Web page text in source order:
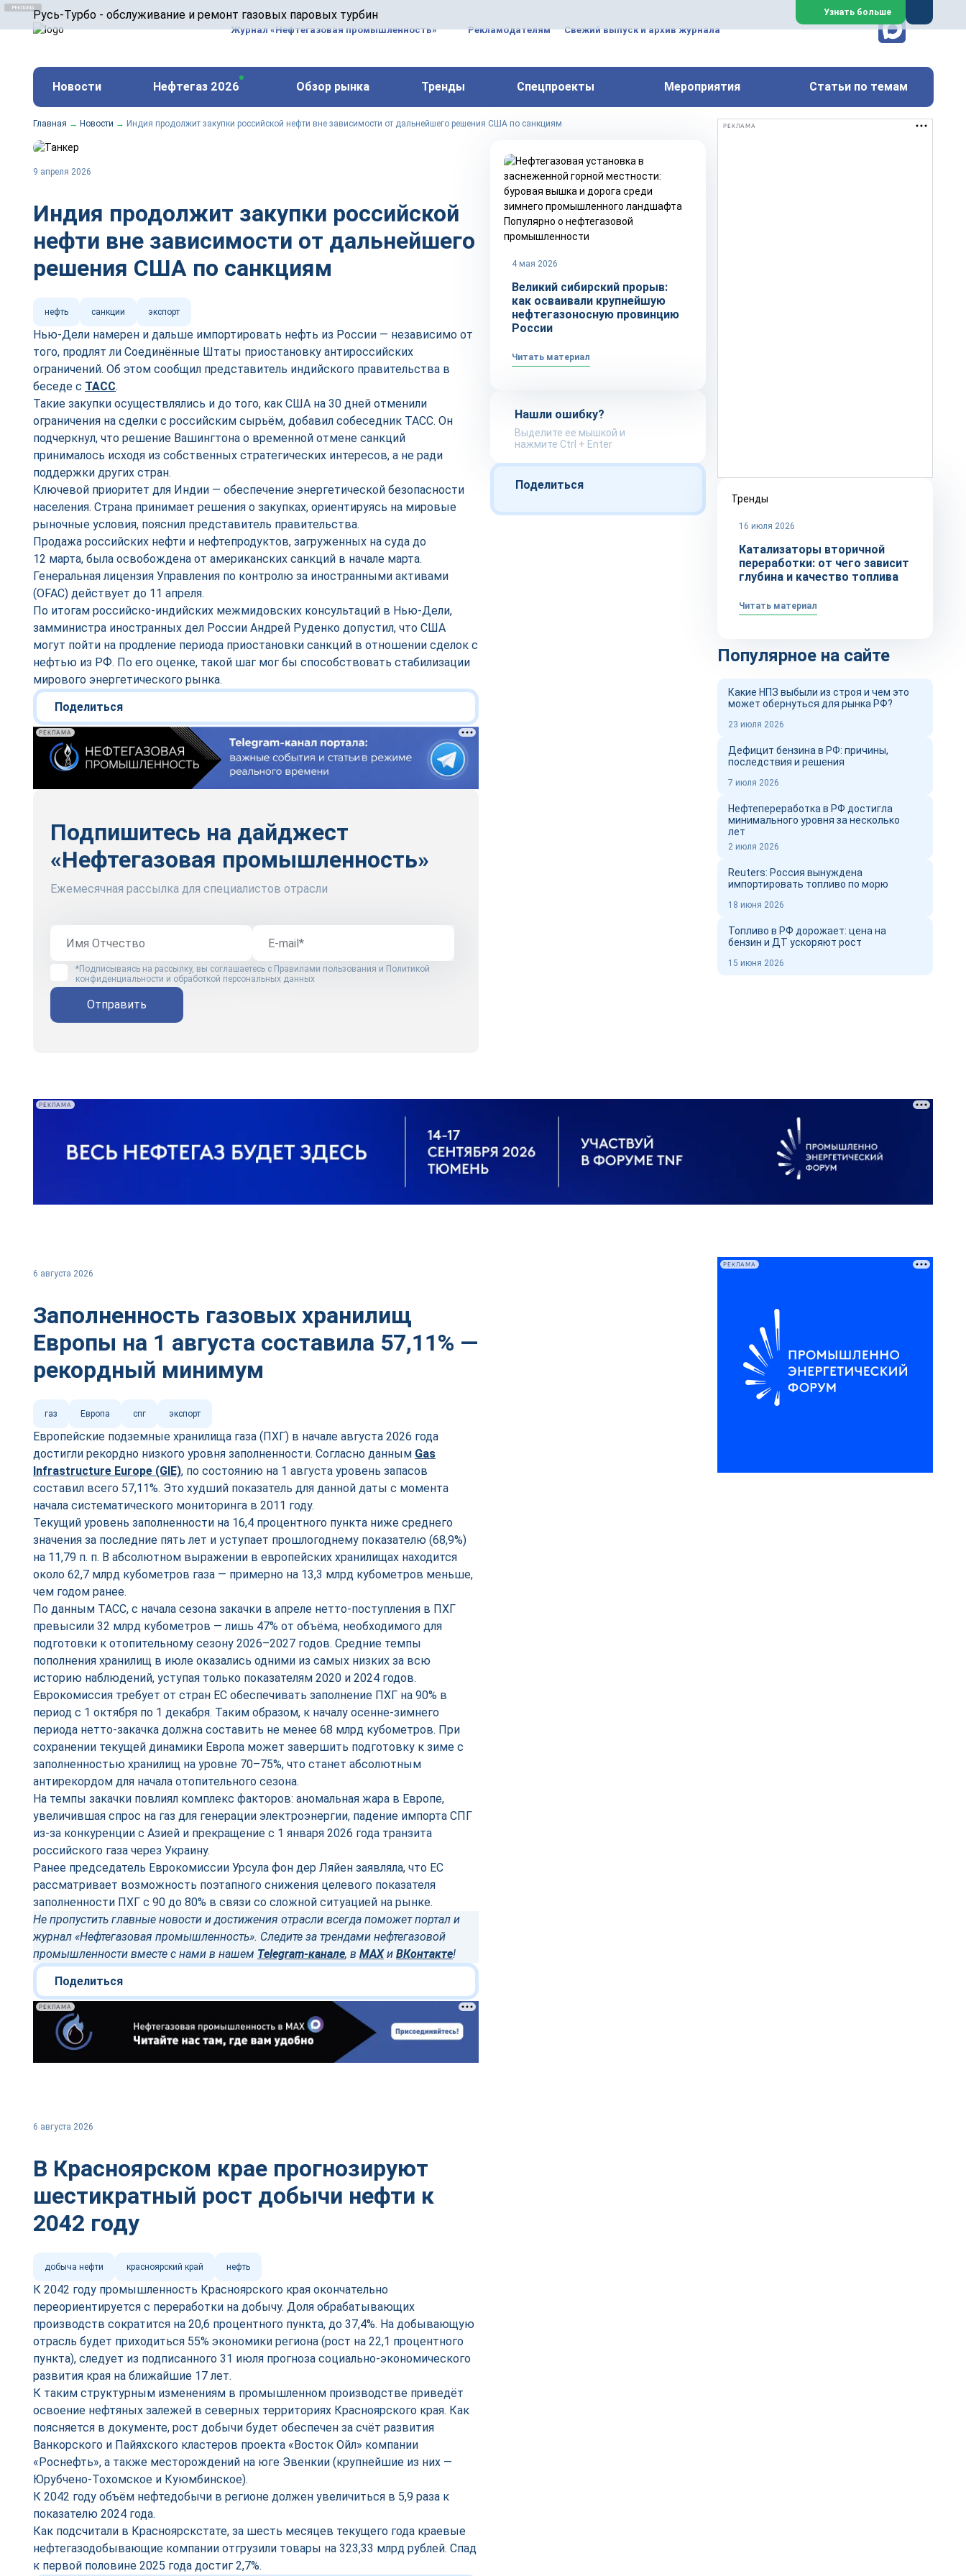
Русь-Турбо - обслуживание и ремонт газовых паровых турбин
ООО «Русь-Турбо» занимается сервисом газовых и паровых турбин, комплексным ремонтом, восстановлением, техническим обслуживанием
оборудования ТЭС, зарубежных поршневых машин и компрессоров, которые работают на нефтегазовых, нефтехимических, металлургических
и других предприятиях.
Реклама. ООО «Русь-Турбо», ИНН 7802588950
erid: F7NfYUJCUneVdwPs4znf
Перейти на сайт
Закрыть
Узнать больше
Журнал «Нефтегазовая промышленность» Рекламодателям Свежий выпуск и архив журнала
Новости Нефтегаз 2026 Обзор рынка Тренды Спецпроекты Мероприятия Статьи по темам
Главная → Новости → Индия продолжит закупки российской нефти вне зависимости от дальнейшего решения США по санкциям
9 апреля 2026
Индия продолжит закупки российской
нефти вне зависимости от дальнейшего
решения США по санкциям
нефть санкции экспорт
Нью‑Дели намерен и дальше импортировать нефть из России — независимо от
того, продлят ли Соединённые Штаты приостановку антироссийских
ограничений. Об этом сообщил представитель индийского правительства в
беседе с ТАСС.
Такие закупки осуществлялись и до того, как США на 30 дней отменили
ограничения на сделки с российским сырьём, добавил собеседник ТАСС. Он
подчеркнул, что решение Вашингтона о временной отмене санкций
принималось исходя из собственных стратегических интересов, а не ради
поддержки других стран.
Ключевой приоритет для Индии — обеспечение энергетической безопасности
населения. Страна принимает решения о закупках, ориентируясь на мировые
рыночные условия, пояснил представитель правительства.
Продажа российских нефти и нефтепродуктов, загруженных на суда до
12 марта, была освобождена от американских санкций в начале марта.
Генеральная лицензия Управления по контролю за иностранными активами
(OFAC) действует до 11 апреля.
По итогам российско‑индийских межмидовских консультаций в Нью‑Дели,
замминистра иностранных дел России Андрей Руденко допустил, что США
могут пойти на продление периода приостановки санкций в отношении сделок с
нефтью из РФ. По его оценке, такой шаг мог бы способствовать стабилизации
мирового энергетического рынка.
Поделиться
РЕКЛАМА
Подпишитесь на дайджест
«Нефтегазовая промышленность»
Ежемесячная рассылка для специалистов отрасли
*Подписываясь на рассылку, вы соглашаетесь с Правилами пользования и Политикой
конфиденциальности и обработкой персональных данных
Отправить
Популярно о нефтегазовой
промышленности
4 мая 2026
Великий сибирский прорыв:
как осваивали крупнейшую
нефтегазоносную провинцию
России
Читать материал
Нашли ошибку?
Выделите ее мышкой и
нажмите Ctrl + Enter
Поделиться
РЕКЛАМА
Тренды
16 июля 2026
Катализаторы вторичной
переработки: от чего зависит
глубина и качество топлива
Читать материал
Популярное на сайте
Какие НПЗ выбыли из строя и чем это
может обернуться для рынка РФ?
23 июля 2026
Дефицит бензина в РФ: причины,
последствия и решения
7 июля 2026
Нефтепереработка в РФ достигла
минимального уровня за несколько
лет
2 июля 2026
Reuters: Россия вынуждена
импортировать топливо по морю
18 июня 2026
Топливо в РФ дорожает: цена на
бензин и ДТ ускоряют рост
15 июня 2026
РЕКЛАМА
6 августа 2026
Заполненность газовых хранилищ
Европы на 1 августа составила 57,11% —
рекордный минимум
газ Европа спг экспорт
Европейские подземные хранилища газа (ПХГ) в начале августа 2026 года
достигли рекордно низкого уровня заполненности. Согласно данным Gas
Infrastructure Europe (GIE), по состоянию на 1 августа уровень запасов
составил всего 57,11%. Это худший показатель для данной даты с момента
начала систематического мониторинга в 2011 году.
Текущий уровень заполненности на 16,4 процентного пункта ниже среднего
значения за последние пять лет и уступает прошлогоднему показателю (68,9%)
на 11,79 п. п. В абсолютном выражении в европейских хранилищах находится
около 62,7 млрд кубометров газа — примерно на 13,3 млрд кубометров меньше,
чем годом ранее.
По данным ТАСС, с начала сезона закачки в апреле нетто-поступления в ПХГ
превысили 32 млрд кубометров — лишь 47% от объёма, необходимого для
подготовки к отопительному сезону 2026–2027 годов. Средние темпы
пополнения хранилищ в июле оказались одними из самых низких за всю
историю наблюдений, уступая только показателям 2020 и 2024 годов.
Еврокомиссия требует от стран ЕС обеспечивать заполнение ПХГ на 90% в
период с 1 октября по 1 декабря. Таким образом, к началу осенне-зимнего
периода нетто-закачка должна составить не менее 68 млрд кубометров. При
сохранении текущей динамики Европа может завершить подготовку к зиме с
заполненностью хранилищ на уровне 70–75%, что станет абсолютным
антирекордом для начала отопительного сезона.
На темпы закачки повлиял комплекс факторов: аномальная жара в Европе,
увеличившая спрос на газ для генерации электроэнергии, падение импорта СПГ
из-за конкуренции с Азией и прекращение с 1 января 2026 года транзита
российского газа через Украину.
Ранее председатель Еврокомиссии Урсула фон дер Ляйен заявляла, что ЕС
рассматривает возможность поэтапного снижения целевого показателя
заполненности ПХГ с 90 до 80% в связи со сложной ситуацией на рынке.
Не пропустить главные новости и достижения отрасли всегда поможет портал и
журнал «Нефтегазовая промышленность». Следите за трендами нефтегазовой
промышленности вместе с нами в нашем Telegram-канале, в MAXи ВКонтакте!
Поделиться
РЕКЛАМА
6 августа 2026
В Красноярском крае прогнозируют
шестикратный рост добычи нефти к
2042 году
добыча нефти красноярский край нефть
К 2042 году промышленность Красноярского края окончательно
переориентируется с переработки на добычу. Доля обрабатывающих
производств сократится на 20,6 процентного пункта, до 37,4%. На добывающую
отрасль будет приходиться 55% экономики региона (рост на 22,1 процентного
пункта), следует из подписанного 31 июля прогноза социально-экономического
развития края на ближайшие 17 лет.
К таким структурным изменениям в промышленном производстве приведёт
освоение нефтяных залежей в северных территориях Красноярского края. Как
поясняется в документе, рост добычи будет обеспечен за счёт развития
Ванкорского и Пайяхского кластеров проекта «Восток Ойл» компании
«Роснефть», а также месторождений на юге Эвенкии (крупнейшие из них —
Юрубчено-Тохомское и Куюмбинское).
К 2042 году объём нефтедобычи в регионе должен увеличиться в 5,9 раза к
показателю 2024 года.
Как подсчитали в Красноярскстате, за шесть месяцев текущего года краевые
нефтегазодобывающие компании отгрузили товары на 323,33 млрд рублей. Спад
к первой половине 2025 года достиг 2,7%.
РЕКЛАМА